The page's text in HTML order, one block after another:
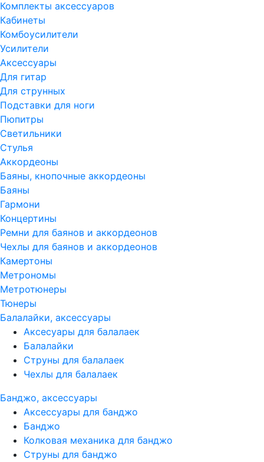
Комплекты аксессуаров
Кабинеты
Комбоусилители
Усилители
Аксессуары
Для гитар
Для струнных
Подставки для ноги
Пюпитры
Светильники
Стулья
Аккордеоны
Баяны, кнопочные аккордеоны
Баяны
Гармони
Концертины
Ремни для баянов и аккордеонов
Чехлы для баянов и аккордеонов
Камертоны
Метрономы
Метротюнеры
Тюнеры
Балалайки, аксессуары
Аксесуары для балалаек
Балалайки
Струны для балалаек
Чехлы для балалаек
Банджо, аксессуары
Аксессуары для банджо
Банджо
Колковая механика для банджо
Струны для банджо